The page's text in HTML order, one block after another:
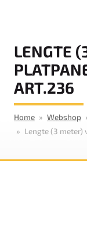
LENGTE
ART.236
Home Webshop
Lengte (3